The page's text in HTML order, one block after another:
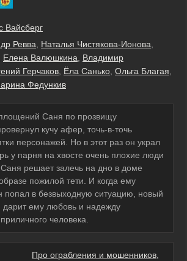
Вайсберг
Ревва Наталья Чистякова-Ионова
Елена Валюшкина
Владимир
Герчаков Ёла Санько Ольга Благая
Федункив
Саня по прозвищу
кучу афер, точь-в-точь
персонажей. Но в этот раз он украл
у парня на хвосте очень плохие люди
решает залечь на дно в доме
пожилой тети. И когда ему
попал в безвыходную ситуацию, новый
дарит ему любовь и надежду
человека.
Про ограбления и мошенников